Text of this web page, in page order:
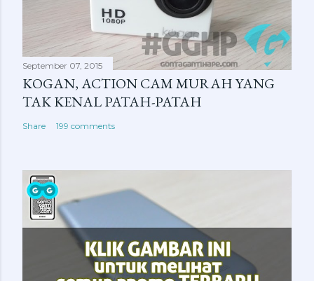
September 07, 2015
KOGAN, ACTION CAM MURAH YANG
TAK KENAL PATAH-PATAH
Share 199 comments